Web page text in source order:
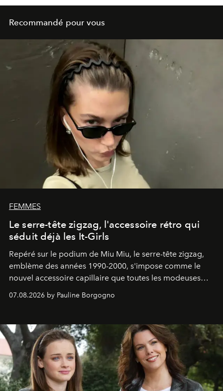
Recommandé pour vous
FEMMES
Le serre-tête zigzag, l'accessoire rétro qui
séduit déjà les It-Girls
Repéré sur le podium de Miu Miu, le serre-tête zigzag,
emblème des années 1990-2000, s'impose comme le
nouvel accessoire capillaire que toutes les modeuses
s'arrachent déjà.
07.08.2026 by Pauline Borgogno